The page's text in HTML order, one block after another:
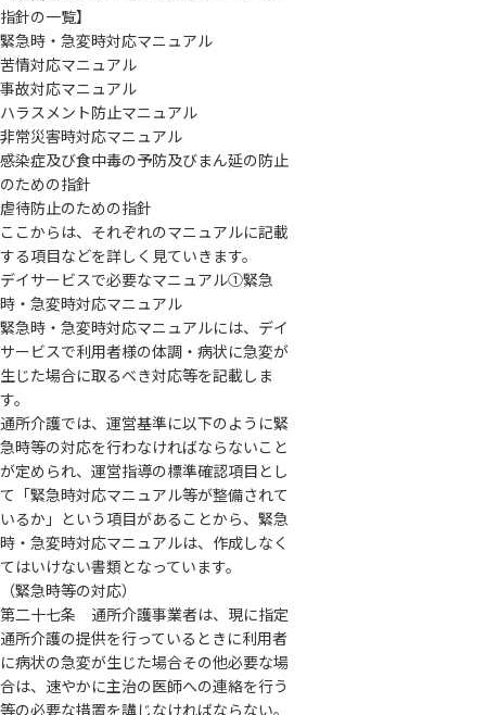
指針の一覧】
緊急時・急変時対応マニュアル
苦情対応マニュアル
事故対応マニュアル
ハラスメント防止マニュアル
非常災害時対応マニュアル
感染症及び食中毒の予防及びまん延の防止
のための指針
虐待防止のための指針
ここからは、それぞれのマニュアルに記載
する項目などを詳しく見ていきます。
デイサービスで必要なマニュアル①緊急
時・急変時対応マニュアル
緊急時・急変時対応マニュアルには、デイ
サービスで利用者様の体調・病状に急変が
生じた場合に取るべき対応等を記載しま
す。
通所介護では、運営基準に以下のように緊
急時等の対応を行わなければならないこと
が定められ、運営指導の標準確認項目とし
て「緊急時対応マニュアル等が整備されて
いるか」という項目があることから、緊急
時・急変時対応マニュアルは、作成しなく
てはいけない書類となっています。
（緊急時等の対応）
第二十七条 通所介護事業者は、現に指定
通所介護の提供を行っているときに利用者
に病状の急変が生じた場合その他必要な場
合は、速やかに主治の医師への連絡を行う
等の必要な措置を講じなければならない。